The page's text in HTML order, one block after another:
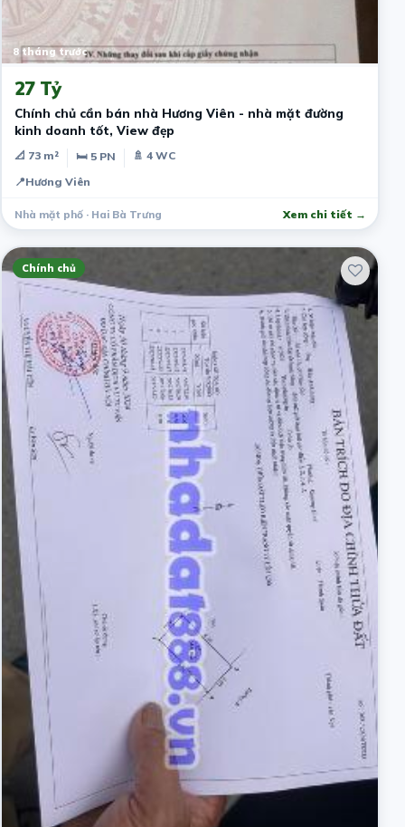
8 tháng trước
27 Tỷ
Chính chủ cần bán nhà Hương Viên - nhà mặt đường
kinh doanh tốt, View đẹp
📐 73 m² 🛏 5 PN
🚿 4 WC
📍Hương Viên
Nhà mặt phố · Hai Bà Trưng Xem chi tiết →
Chính chủ